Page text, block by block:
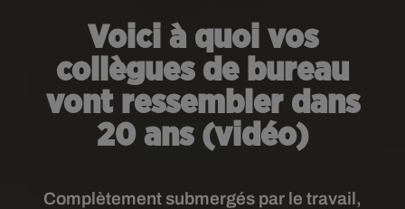
Voici à quoi vos
collègues de bureau
vont ressembler dans
20 ans (vidéo)
Complètement submergés par le travail,